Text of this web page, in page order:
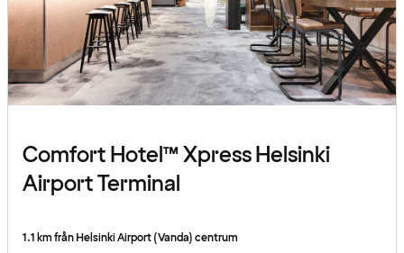
Comfort Hotel™ Xpress Helsinki
Airport Terminal
1.1 km från Helsinki Airport (Vanda) centrum